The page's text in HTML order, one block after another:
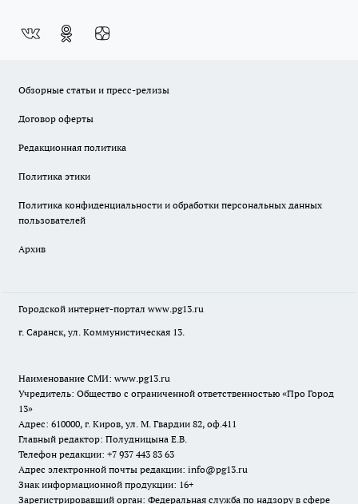
Обзорные статьи и пресс-релизы
Договор оферты
Редакционная политика
Политика этики
Политика конфиденциальности и обработки персональных данных
пользователей
Архив
Городской интернет-портал www.pg13.ru
г. Саранск, ул. Коммунистическая 13.
Наименование СМИ: www.pg13.ru
Учредитель: Общество с ограниченной ответственностью «Про Город
13»
Адрес: 610000, г. Киров, ул. М. Гвардии 82, оф.411
Главный редактор: Полудницына Е.В.
Телефон редакции: +7 937 443 83 63
Адрес электронной почты редакции: info@pg13.ru
Знак информационной продукции: 16+
Зарегистрировавший орган: Федеральная служба по надзору в сфере